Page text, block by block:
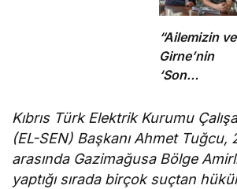
getirmeli”
“Ailemizin ve
Girne’nin
‘Son
kaybettik”
Kıbrıs Türk Elektrik Kurumu
(EL-SEN) Başkanı Ahmet Tuğcu,
arasında Gazimağusa Bölge
yaptığı sırada birçok suçtan